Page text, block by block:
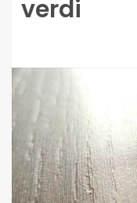
verdi